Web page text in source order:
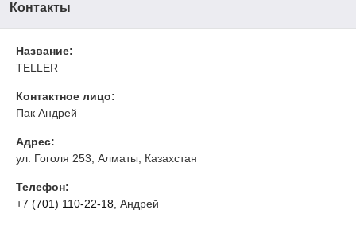
Контакты
Название:
TELLER
Контактное лицо:
Пак Андрей
Адрес:
ул. Гоголя 253, Алматы, Казахстан
Телефон:
+7 (701) 110-22-18 , Андрей